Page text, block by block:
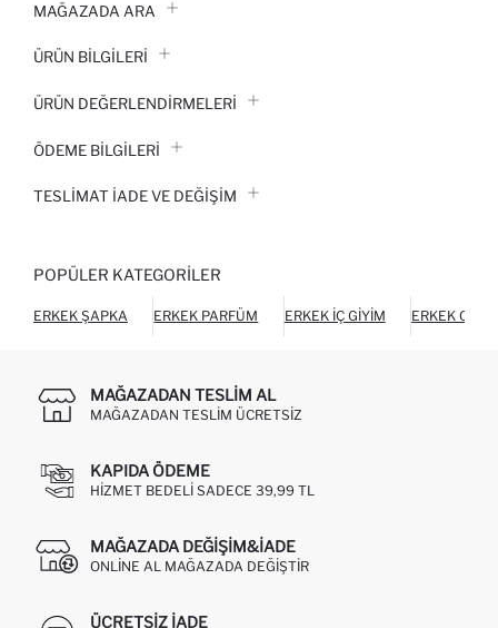
MAĞAZADA ARA
ÜRÜN BILGILERI
ÜRÜN DEĞERLENDİRMELERİ
ÖDEME BİLGİLERİ
TESLIMAT İADE VE DEĞIŞIM
POPÜLER KATEGORILER
ERKEK ŞAPKA ERKEK PARFÜM ERKEK İÇ GIYIM ERKEK
MAĞAZADAN TESLIM AL
MAĞAZADAN TESLIM ÜCRETSIZ
KAPIDA ÖDEME
HIZMET BEDELI SADECE 39,99 TL
MAĞAZADA DEĞIŞIM&İADE
ONLINE AL MAĞAZADA DEĞIŞTIR
ÜCRETSIZ IADE